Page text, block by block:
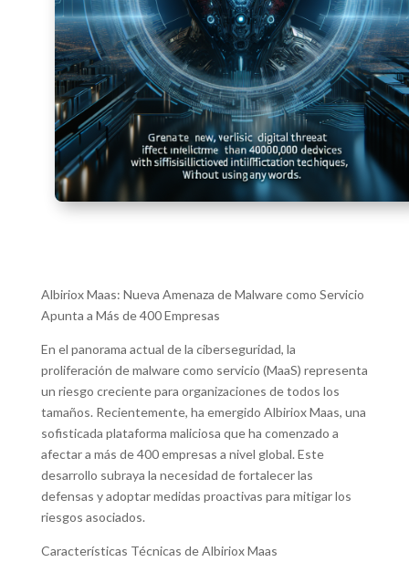
Albiriox Maas: Nueva Amenaza de Malware como Servicio
Apunta a Más de 400 Empresas
En el panorama actual de la ciberseguridad, la
proliferación de malware como servicio (MaaS) representa
un riesgo creciente para organizaciones de todos los
tamaños. Recientemente, ha emergido Albiriox Maas, una
sofisticada plataforma maliciosa que ha comenzado a
afectar a más de 400 empresas a nivel global. Este
desarrollo subraya la necesidad de fortalecer las
defensas y adoptar medidas proactivas para mitigar los
riesgos asociados.
Características Técnicas de Albiriox Maas